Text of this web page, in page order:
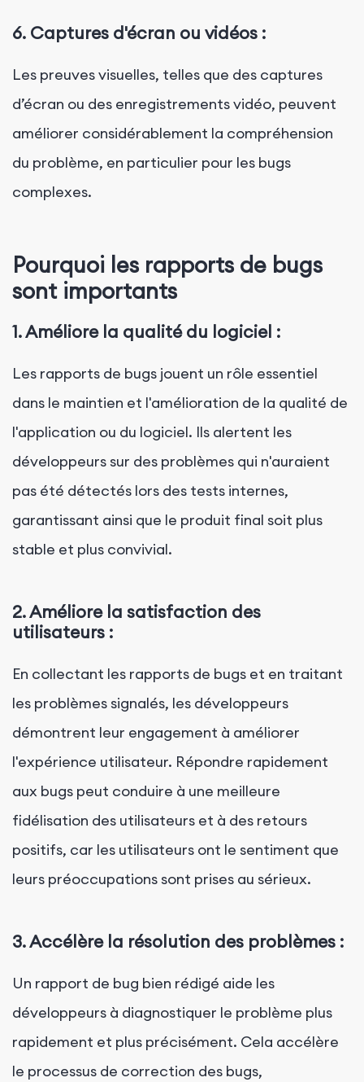
6. Captures d'écran ou vidéos :
Les preuves visuelles, telles que des captures
d’écran ou des enregistrements vidéo, peuvent
améliorer considérablement la compréhension
du problème, en particulier pour les bugs
complexes.
Pourquoi les rapports de bugs
sont importants
1.Améliore la qualité du logiciel :
Les rapports de bugs jouent un rôle essentiel
dans le maintien et l'amélioration de la qualité de
l'application ou du logiciel. Ils alertent les
développeurs sur des problèmes qui n'auraient
pas été détectés lors des tests internes,
garantissant ainsi que le produit final soit plus
stable et plus convivial.
2. Améliore la satisfaction des
utilisateurs :
En collectant les rapports de bugs et en traitant
les problèmes signalés, les développeurs
démontrent leur engagement à améliorer
l'expérience utilisateur. Répondre rapidement
aux bugs peut conduire à une meilleure
fidélisation des utilisateurs et à des retours
positifs, car les utilisateurs ont le sentiment que
leurs préoccupations sont prises au sérieux.
3. Accélère la résolution des problèmes :
Un rapport de bug bien rédigé aide les
développeurs à diagnostiquer le problème plus
rapidement et plus précisément. Cela accélère
le processus de correction des bugs,